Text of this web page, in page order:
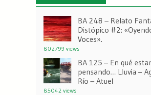
BA 248 – Relato
Distópico #2:
Voces».
802799 views
BA 125 – En qué
pensando… Lluvia –
Río – Atuel
85042 views